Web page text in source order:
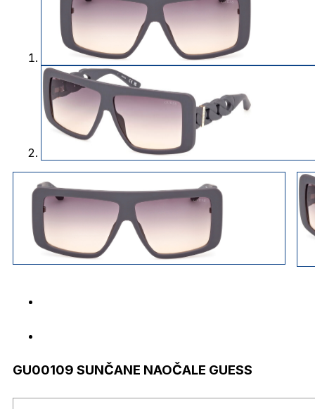
GU00109 SUNČANE NAOČALE GUESS